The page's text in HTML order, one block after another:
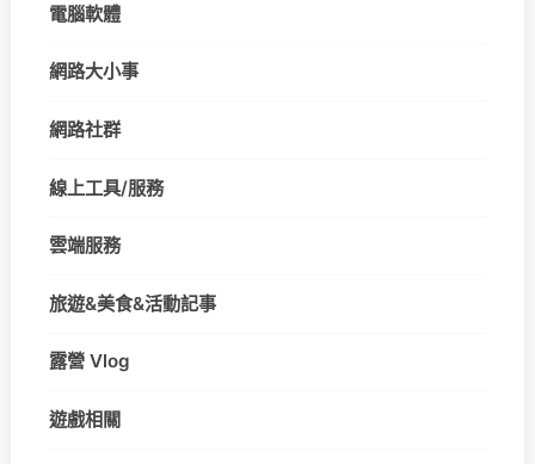
電腦軟體
網路大小事
網路社群
線上工具/服務
雲端服務
旅遊&美食&活動記事
露營 Vlog
遊戲相關